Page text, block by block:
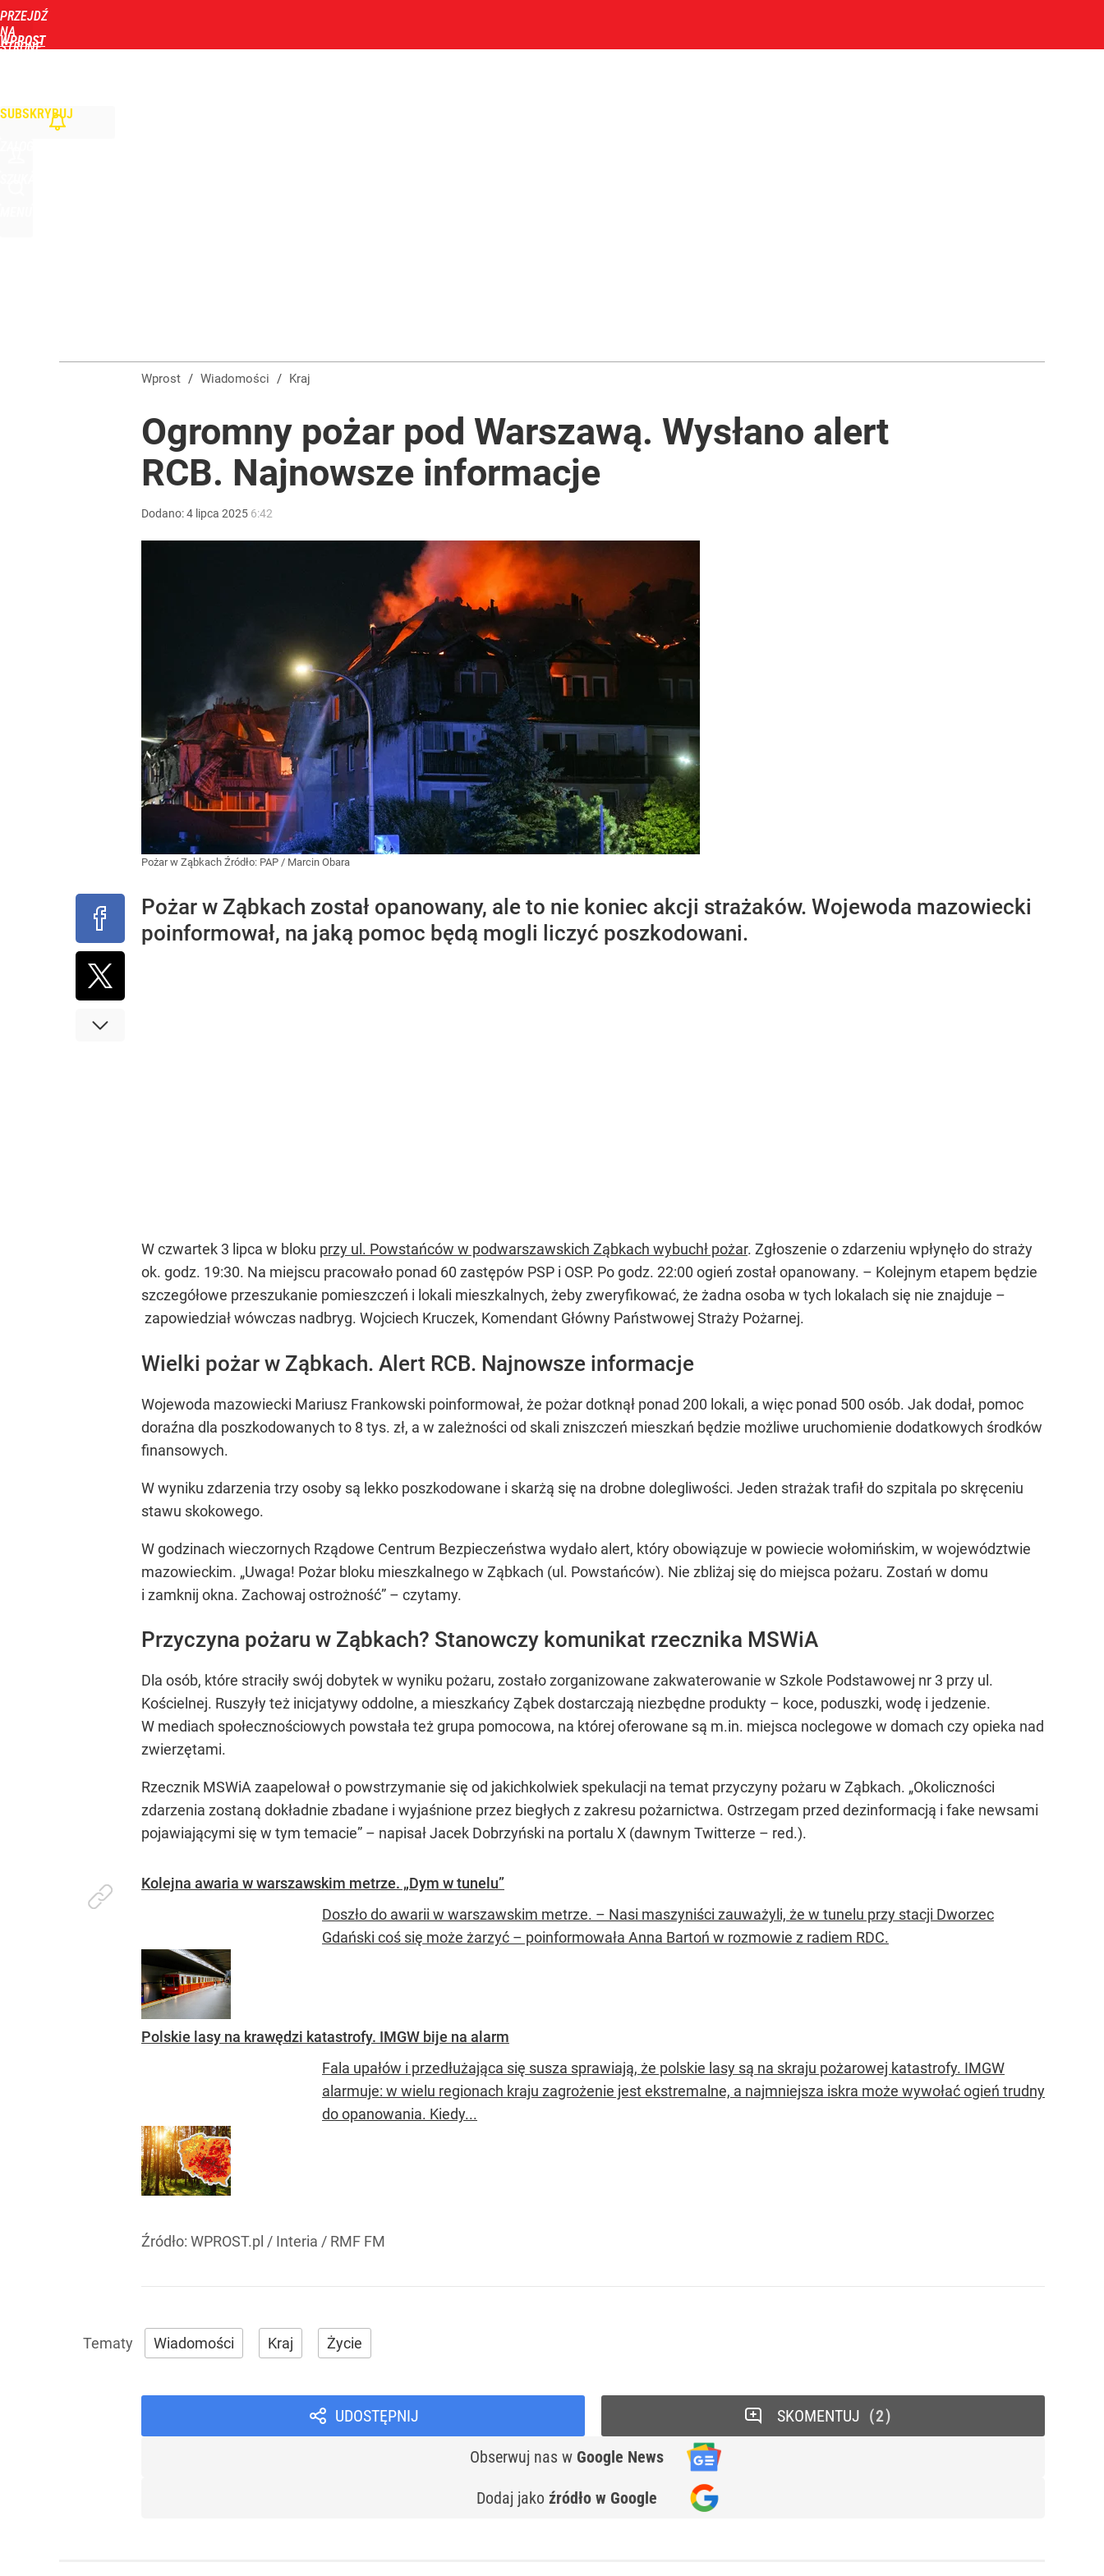
PRZEJDŹ
NA
STRONĘ
WPROST
SUBSKRYBUJ
Wprost / Wiadomości / Kraj
Ogromny pożar pod Warszawą. Wysłano alert
RCB. Najnowsze informacje
Dodano:4 lipca 2025 6:42
Pożar w Ząbkach Źródło: PAP / Marcin Obara
Pożar w Ząbkach został opanowany, ale to nie koniec akcji strażaków. Wojewoda mazowiecki
poinformował, na jaką pomoc będą mogli liczyć poszkodowani.
W czwartek 3 lipca w bloku przy ul. Powstańców w podwarszawskich Ząbkach wybuchł pożar. Zgłoszenie o zdarzeniu wpłynęło do straży
ok. godz. 19:30. Na miejscu pracowało ponad 60 zastępów PSP i OSP. Po godz. 22:00 ogień został opanowany. – Kolejnym etapem będzie
szczegółowe przeszukanie pomieszczeń i lokali mieszkalnych, żeby zweryfikować, że żadna osoba w tych lokalach się nie znajduje –
zapowiedział wówczas nadbryg. Wojciech Kruczek, Komendant Główny Państwowej Straży Pożarnej.
Wielki pożar w Ząbkach. Alert RCB. Najnowsze informacje
Wojewoda mazowiecki Mariusz Frankowski poinformował, że pożar dotknął ponad 200 lokali, a więc ponad 500 osób. Jak dodał, pomoc
doraźna dla poszkodowanych to 8 tys. zł, a w zależności od skali zniszczeń mieszkań będzie możliwe uruchomienie dodatkowych środków
finansowych.
W wyniku zdarzenia trzy osoby są lekko poszkodowane i skarżą się na drobne dolegliwości. Jeden strażak trafił do szpitala po skręceniu
stawu skokowego.
W godzinach wieczornych Rządowe Centrum Bezpieczeństwa wydało alert, który obowiązuje w powiecie wołomińskim, w województwie
mazowieckim. „Uwaga! Pożar bloku mieszkalnego w Ząbkach (ul. Powstańców). Nie zbliżaj się do miejsca pożaru. Zostań w domu
i zamknij okna. Zachowaj ostrożność” – czytamy.
Przyczyna pożaru w Ząbkach? Stanowczy komunikat rzecznika MSWiA
Dla osób, które straciły swój dobytek w wyniku pożaru, zostało zorganizowane zakwaterowanie w Szkole Podstawowej nr 3 przy ul.
Kościelnej. Ruszyły też inicjatywy oddolne, a mieszkańcy Ząbek dostarczają niezbędne produkty – koce, poduszki, wodę i jedzenie.
W mediach społecznościowych powstała też grupa pomocowa, na której oferowane są m.in. miejsca noclegowe w domach czy opieka nad
zwierzętami.
Rzecznik MSWiA zaapelował o powstrzymanie się od jakichkolwiek spekulacji na temat przyczyny pożaru w Ząbkach. „Okoliczności
zdarzenia zostaną dokładnie zbadane i wyjaśnione przez biegłych z zakresu pożarnictwa. Ostrzegam przed dezinformacją i fake newsami
pojawiającymi się w tym temacie” – napisał Jacek Dobrzyński na portalu X (dawnym Twitterze – red.).
Kolejna awaria w warszawskim metrze. „Dym w tunelu”
Doszło do awarii w warszawskim metrze. – Nasi maszyniści zauważyli, że w tunelu przy stacji Dworzec
Gdański coś się może żarzyć – poinformowała Anna Bartoń w rozmowie z radiem RDC.
Polskie lasy na krawędzi katastrofy. IMGW bije na alarm
Fala upałów i przedłużająca się susza sprawiają, że polskie lasy są na skraju pożarowej katastrofy. IMGW
alarmuje: w wielu regionach kraju zagrożenie jest ekstremalne, a najmniejsza iskra może wywołać ogień trudny
do opanowania. Kiedy...
Źródło: WPROST.pl / Interia / RMF FM
Wiadomości Kraj Życie
UDOSTĘPNIJ
Obserwuj nas w Google News
Dodaj jako źródło w Google
SKOMENTUJ 2